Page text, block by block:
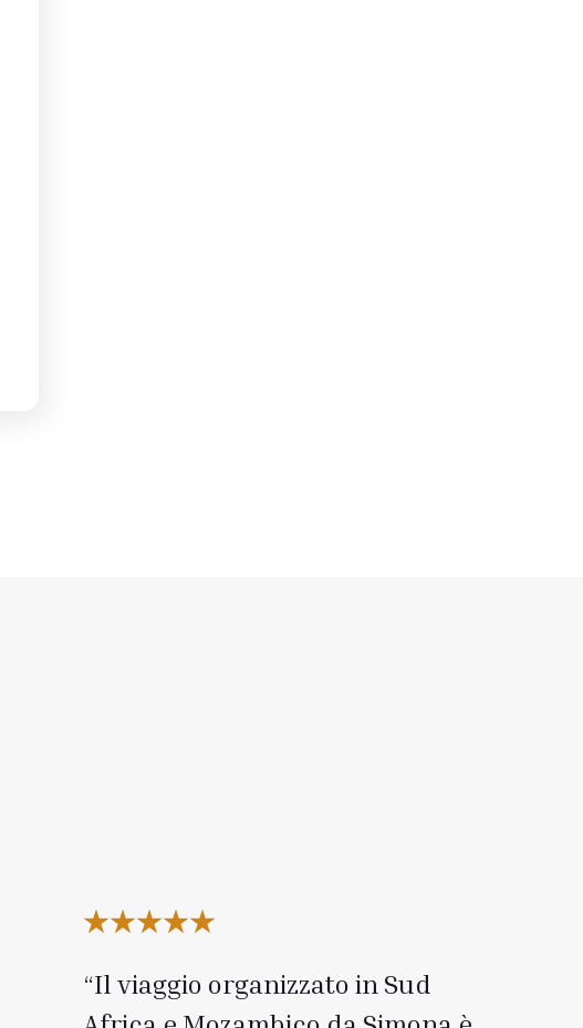
Il viaggio organizzato in Sud